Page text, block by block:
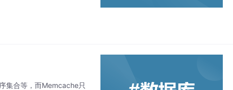
集合等，而Memcache只